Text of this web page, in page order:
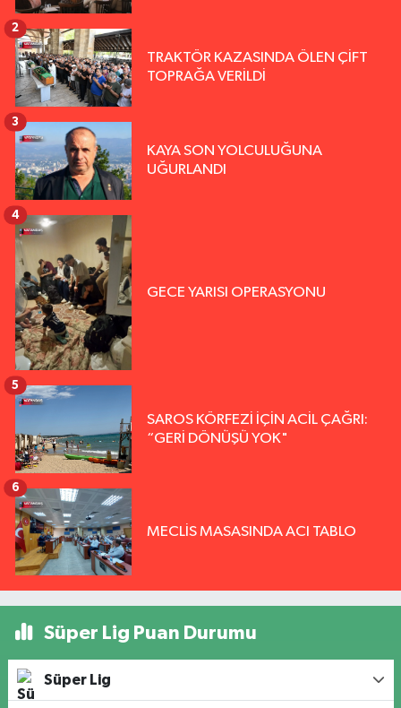
TRAKTÖR KAZASINDA ÖLEN ÇİFT
TOPRAĞA VERİLDİ
2
KAYA SON YOLCULUĞUNA
UĞURLANDI
3
GECE YARISI OPERASYONU
4
SAROS KÖRFEZİ İÇİN ACİL ÇAĞRI:
“GERİ DÖNÜŞÜ YOK"
5
MECLİS MASASINDA ACI TABLO
6
Süper Lig Puan Durumu
Süper Lig